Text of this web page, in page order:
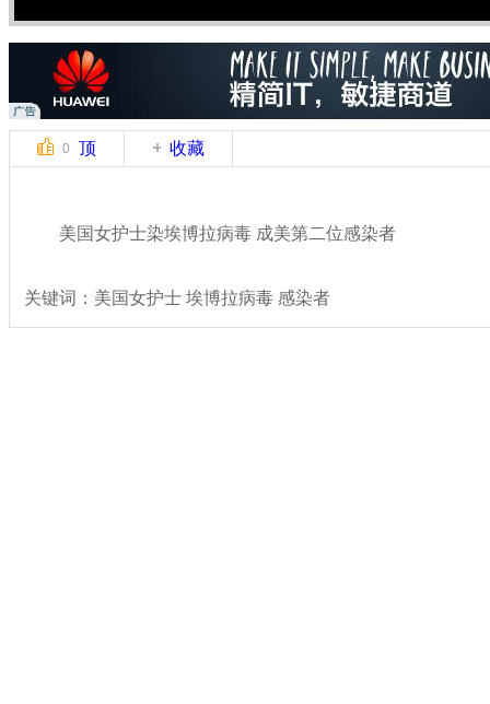
0 顶 收藏
美国女护士染埃博拉病毒 成美第二位感染者
关键词：美国女护士 埃博拉病毒 感染者